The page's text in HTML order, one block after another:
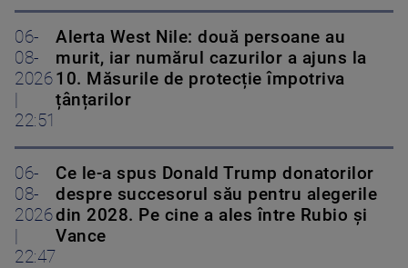
06-
08-
2026
22:51
Alerta West Nile: două persoane au
murit, iar numărul cazurilor a ajuns la
10. Măsurile de protecție împotriva
țânțarilor
06-
08-
2026
22:47
Ce le-a spus Donald Trump donatorilor
despre succesorul său pentru alegerile
din 2028. Pe cine a ales între Rubio și
Vance